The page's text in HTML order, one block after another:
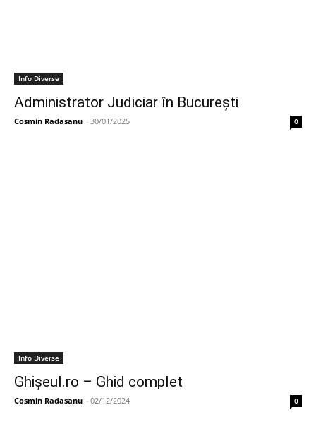
Info Diverse
Administrator Judiciar în București
Cosmin Radasanu - 30/01/2025 0
Info Diverse
Ghișeul.ro – Ghid complet
Cosmin Radasanu - 02/12/2024 0